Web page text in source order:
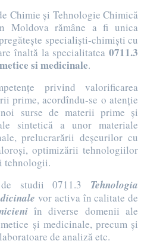
Chimie şi Tehnologie Chimică
Moldova rămâne a fi unica
specialişti-chimişti cu
înaltă la specialitatea 0711.3
si medicinale.
privind valorificarea
prime, acordîndu-se o atenţie
surse de materii prime şi
sintetică a unor materiale
prelucrarării deşeurilor cu
optimizării tehnologiilor
tehnologii.
studii 0711.3 Tehnologia
vor activa în calitate de
în diverse domenii ale
şi medicinale, precum şi
de analiză etc.